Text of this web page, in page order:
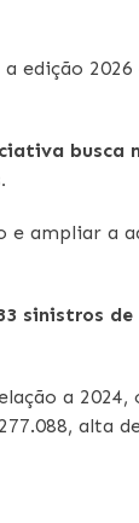
edição
busca
ampliar a
sinistros
a 2024,
alta